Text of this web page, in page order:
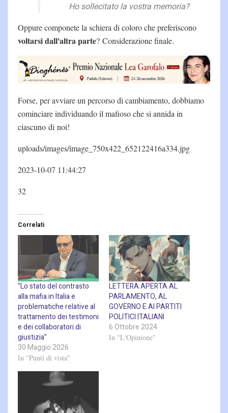
Ho sollecitato la vostra memoria?
Oppure componete la schiera di coloro che preferiscono
voltarsi dall'altra parte? Considerazione finale.
Forse, per avviare un percorso di cambiamento, dobbiamo
cominciare individuando il mafioso che si annida in
ciascuno di noi!
uploads/images/image_750x422_652122416a334.jpg
2023-10-07 11:44:27
32
Correlati
“Lo stato del contrasto
alla mafia in Italia e
problematiche relative al
trattamento dei testimoni
e dei collaboratori di
giustizia”
30 Maggio 2026
In "Punti di vista"
LETTERA APERTA AL
PARLAMENTO, AL
GOVERNO E AI PARTITI
POLITICI ITALIANI
6 Ottobre 2024
In "L'Opinione"